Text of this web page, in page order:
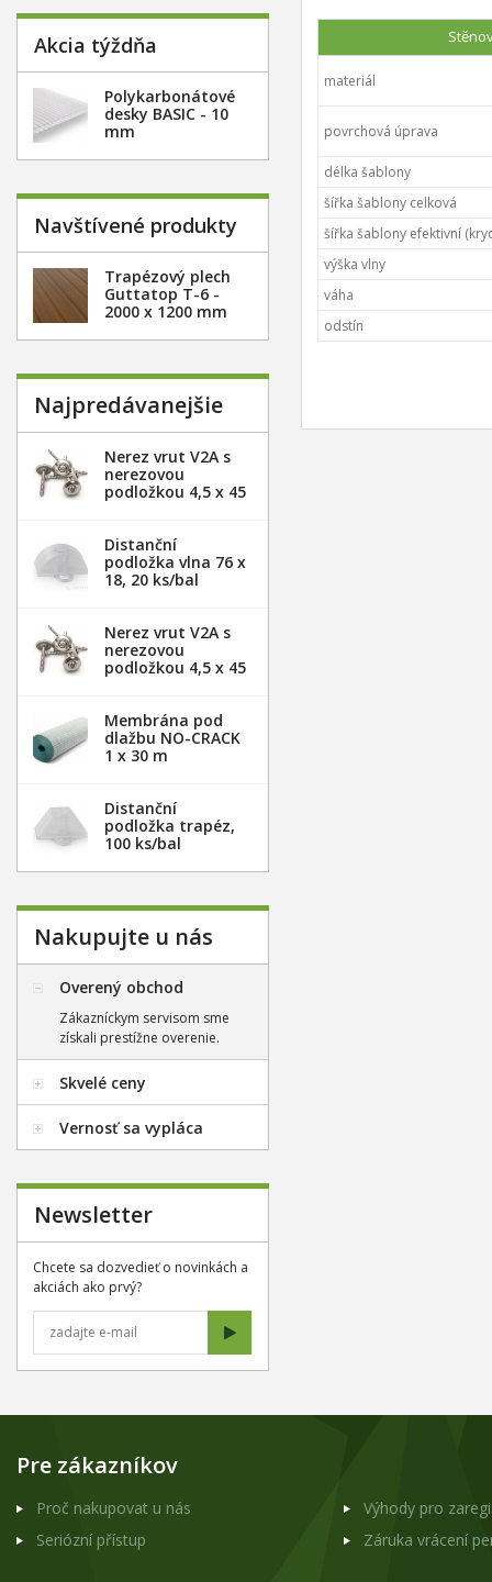
materiál
povrchová úprava
délka šablony
šířka šablony celková
šířka šablony efektivní
výška vlny
váha
odstín
Akcia týždňa
Polykarbonátové
desky BASIC - 10
mm
Navštívené produkty
Trapézový plech
Guttatop T-6 -
2000 x 1200 mm
Najpredávanejšie
Nerez vrut V2A s
nerezovou
podložkou 4,5 x 45
Distanční
podložka vlna 76 x
18, 20 ks/bal
Nerez vrut V2A s
nerezovou
podložkou 4,5 x 45
Membrána pod
dlažbu NO-CRACK
1 x 30 m
Distanční
podložka trapéz,
100 ks/bal
Nakupujte u nás
Overený obchod
Zákazníckym servisom sme
získali prestížne overenie.
Skvelé ceny
Vernosť sa vypláca
Newsletter
Chcete sa dozvedieť o novinkách a
akciách ako prvý?
Pre zákazníkov
Proč nakupovat u nás
Výhody pro
Seriózní přístup
Záruka vrácení